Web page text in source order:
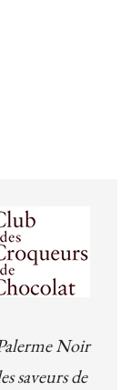
Noir
saveurs de